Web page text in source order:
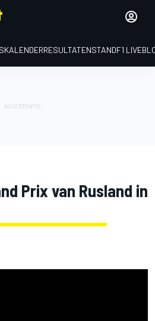
KALENDERRESULTATENSTANDF1
Prix van Rusland in